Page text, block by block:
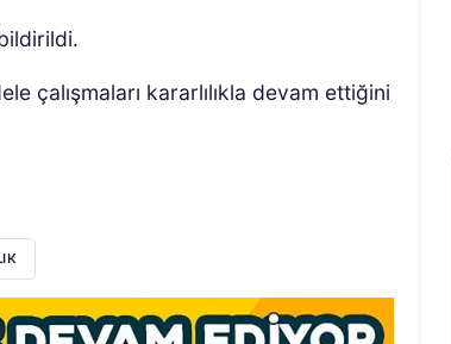
çalışmaları kararlılıkla devam ettiğini